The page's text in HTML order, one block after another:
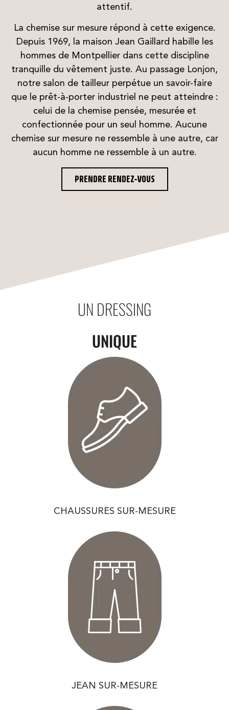
attentif.
La chemise sur mesure répond à cette exigence.
Depuis 1969, la maison Jean Gaillard habille les
hommes de Montpellier dans cette discipline
tranquille du vêtement juste. Au passage Lonjon,
notre salon de tailleur perpétue un savoir-faire
que le prêt-à-porter industriel ne peut atteindre :
celui de la chemise pensée, mesurée et
confectionnée pour un seul homme. Aucune
chemise sur mesure ne ressemble à une autre, car
aucun homme ne ressemble à un autre.
PRENDRE RENDEZ-VOUS
UN DRESSING
UNIQUE
CHAUSSURES SUR-MESURE
JEAN SUR-MESURE